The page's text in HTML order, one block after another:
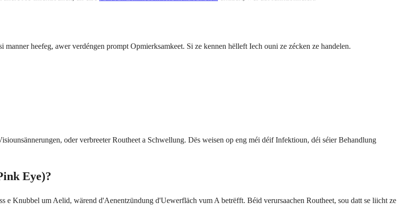
heefeg, awer verdéngen prompt Opmierksamkeet. Si ze kennen hëlleft Iech ouni ze zécken ze handelen.
oder verbreeter Routheet a Schwellung. Dës weisen op eng méi déif Infektioun, déi séier Behandlung
Eye)?
e Knubbel um Aelid, wärend d'Aenentzündung d'Uewerfläch vum A betrëfft. Béid verursaachen Routheet, sou datt se liicht ze